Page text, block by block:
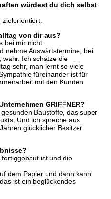
würdest du dich selbst
von dir aus?
bei mir nicht.
nehme Auswärtstermine, bei
wahr. Ich schätze die
sehr, man lernt so viele
füreinander ist für
mit den Kunden
GRIFFNER?
Baustoffe, das super
Und ich spreche aus
glücklicher Besitzer
ist und die
dem Papier und dann kann
ist ein beglückendes